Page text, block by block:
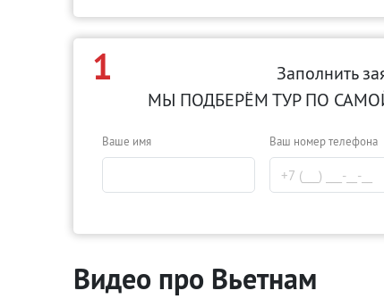
1
Заполнить
МЫ ПОДБЕРЁМ ТУР ПО
Ваше имя Ваш номер телефона
Видео про Вьетнам